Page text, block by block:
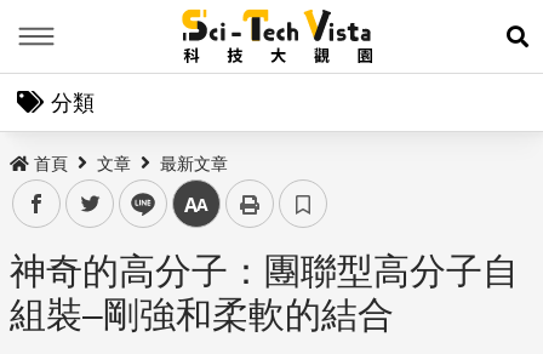
展
分類
首頁 文章 最新文章
facebooktwitter line 中
神奇的高分子：團聯型高分子自
組裝–剛強和柔軟的結合